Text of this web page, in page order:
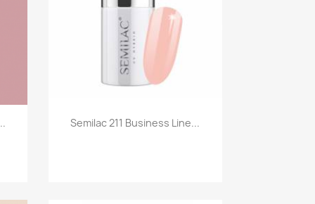
Szybki podgląd
Semilac 211 Business Line...